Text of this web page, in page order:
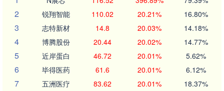
2 锐翔智能 110.02 20.21% 16.80%
3 志特新材 14.8 20.03% 14.18%
4 博腾股份 20.44 20.02% 14.77%
5 近岸蛋白 46.72 20.01% 5.62%
6 毕得医药 61.6 20.01% 6.12%
7 五洲医疗 83.62 20.01% 18.37%